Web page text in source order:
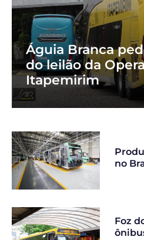
Águia Branca
do leilão da
Itapemirim
no
Foz